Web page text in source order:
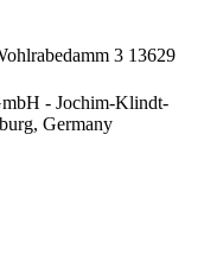
3 13629
- Jochim-Klindt-
Germany